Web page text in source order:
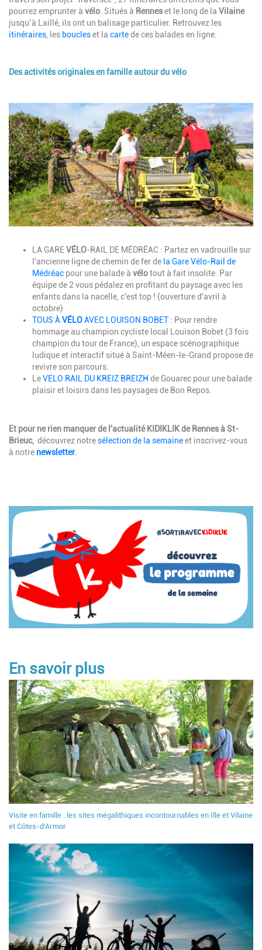
pourrez emprunter à vélo . Situés à Renneset le long de la Vilaine
jusqu’à Laillé, ils ont un balisage particulier. Retrouvez les
itinéraires , les boucleset la cartede ces balades en ligne.
Description
Des activités originales en famille autour du vélo
Image
DescriptionLA GAREVÉLO-RAIL DE MÉDRÉAC : Partez en vadrouille sur
l'ancienne ligne de chemin de fer de la Gare Vélo-Rail de
Médréac pour une balade à vélotout à fait insolite. Par
équipe de 2 vous pédalez en profitant du paysage avec les
enfants dans la nacelle, c'est top ! (ouverture d'avril à
octobre)
TOUS À VÉLOAVEC LOUISON BOBET: Pour rendre
hommage au champion cycliste local Louison Bobet (3 fois
champion du tour de France), un espace scénographique
ludique et interactif situé à Saint-Méen-le-Grand propose de
revivre son parcours.
LeVELO RAIL DU KREIZ BREIZH de Gouarec pour une balade
plaisir et loisirs dans les paysages de Bon Repos.
Description
Et pour ne rien manquer de l'actualité KIDIKLIK de Rennes à St-
Brieuc, découvrez notresélection de la semaineet inscrivez-vous
à notre newsletter.
Image
En savoir plus
Visite en famille : les sites mégalithiques incontournables en Ille et Vilaine
et Côtes-d'Armor